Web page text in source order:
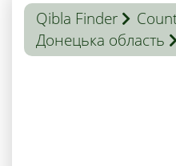
Qibla Finder
Донецька область